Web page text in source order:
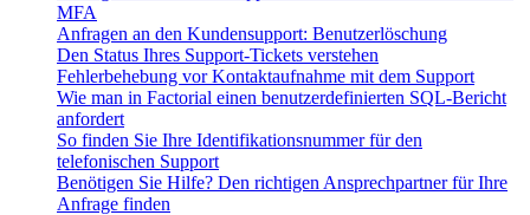
MFA
Anfragen an den Kundensupport: Benutzerlöschung
Den Status Ihres Support-Tickets verstehen
Fehlerbehebung vor Kontaktaufnahme mit dem Support
Wie man in Factorial einen benutzerdefinierten SQL-Bericht
anfordert
So finden Sie Ihre Identifikationsnummer für den
telefonischen Support
Benötigen Sie Hilfe? Den richtigen Ansprechpartner für Ihre
Anfrage finden